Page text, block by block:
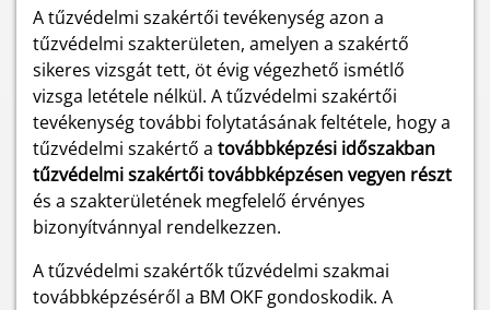
A tűzvédelmi szakértői tevékenység azon a
tűzvédelmi szakterületen, amelyen a szakértő
sikeres vizsgát tett, öt évig végezhető ismétlő
vizsga letétele nélkül. A tűzvédelmi szakértői
tevékenység további folytatásának feltétele, hogy a
tűzvédelmi szakértő a továbbképzési időszakban
tűzvédelmi szakértői továbbképzésen vegyen részt
és a szakterületének megfelelő érvényes
bizonyítvánnyal rendelkezzen.
A tűzvédelmi szakértők tűzvédelmi szakmai
továbbképzéséről a BM OKF gondoskodik. A